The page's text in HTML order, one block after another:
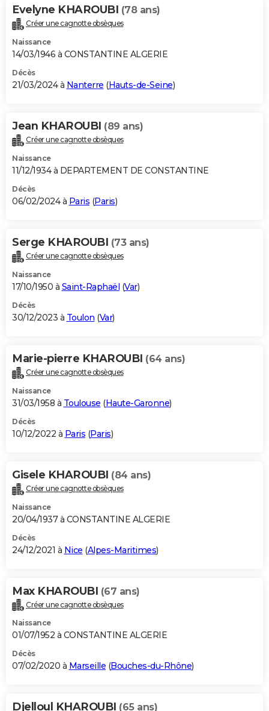
Evelyne KHAROUBI (78 ans)
Créer une cagnotte obsèques
Naissance
14/03/1946 à CONSTANTINE ALGERIE
Décès
21/03/2024 à Nanterre (Hauts-de-Seine)
Jean KHAROUBI (89 ans)
Créer une cagnotte obsèques
Naissance
11/12/1934 à DEPARTEMENT DE CONSTANTINE
Décès
06/02/2024 à Paris (Paris)
Serge KHAROUBI (73 ans)
Créer une cagnotte obsèques
Naissance
17/10/1950 à Saint-Raphaël (Var)
Décès
30/12/2023 à Toulon (Var)
Marie-pierre KHAROUBI (64 ans)
Créer une cagnotte obsèques
Naissance
31/03/1958 à Toulouse (Haute-Garonne)
Décès
10/12/2022 à Paris (Paris)
Gisele KHAROUBI (84 ans)
Créer une cagnotte obsèques
Naissance
20/04/1937 à CONSTANTINE ALGERIE
Décès
24/12/2021 à Nice (Alpes-Maritimes)
Max KHAROUBI (67 ans)
Créer une cagnotte obsèques
Naissance
01/07/1952 à CONSTANTINE ALGERIE
Décès
07/02/2020 à Marseille (Bouches-du-Rhône)
Djelloul KHAROUBI (65 ans)